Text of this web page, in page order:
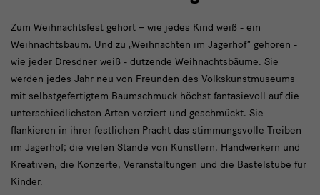
Zum Weihnachtsfest gehört – wie jedes Kind weiß - ein
Weihnachtsbaum. Und zu „Weihnachten im Jägerhof“ gehören -
wie jeder Dresdner weiß - dutzende Weihnachtsbäume. Sie
werden jedes Jahr neu von Freunden des Volkskunstmuseums
mit selbstgefertigtem Baumschmuck höchst fantasievoll auf die
unterschiedlichsten Arten verziert und geschmückt. Sie
flankieren in ihrer festlichen Pracht das stimmungsvolle Treiben
im Jägerhof; die vielen Stände von Künstlern, Handwerkern und
Kreativen, die Konzerte, Veranstaltungen und die Bastelstube für
Kinder.